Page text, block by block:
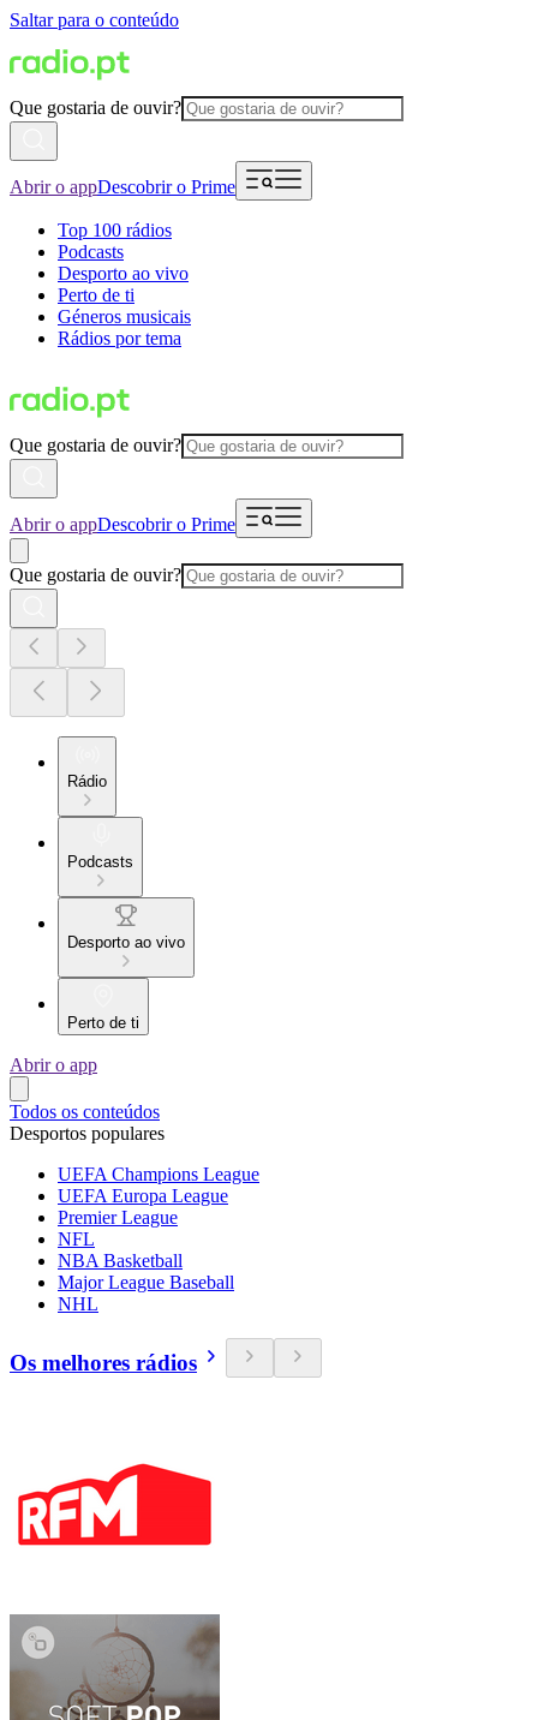
Saltar para o conteúdo
Que gostaria de ouvir?
Abrir o appDescobrir o Prime
Top 100 rádios
Podcasts
Desporto ao vivo
Perto de ti
Géneros musicais
Rádios por tema
Que gostaria de ouvir?
Abrir o appDescobrir o Prime
Que gostaria de ouvir?
Rádio
Podcasts
Desporto ao vivo
Perto de ti
Abrir o app
Todos os conteúdos
Desportos populares
UEFA Champions League
UEFA Europa League
Premier League
NFL
NBA Basketball
Major League Baseball
NHL
Os melhores rádios